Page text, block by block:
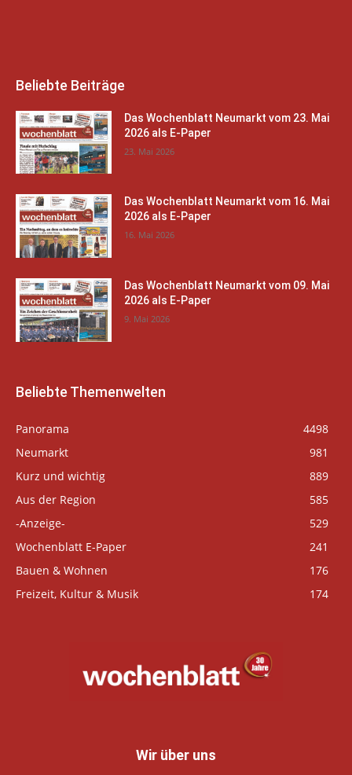
Beliebte Beiträge
Das Wochenblatt Neumarkt vom 23. Mai
2026 als E-Paper
23. Mai 2026
Das Wochenblatt Neumarkt vom 16. Mai
2026 als E-Paper
16. Mai 2026
Das Wochenblatt Neumarkt vom 09. Mai
2026 als E-Paper
9. Mai 2026
Beliebte Themenwelten
Panorama
4498
Neumarkt
981
Kurz und wichtig
889
Aus der Region
585
-Anzeige-
529
Wochenblatt E-Paper
241
Bauen & Wohnen
176
Freizeit, Kultur & Musik
174
Wir über uns